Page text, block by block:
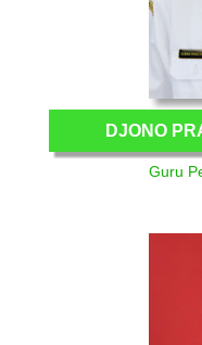
DJONO
Guru